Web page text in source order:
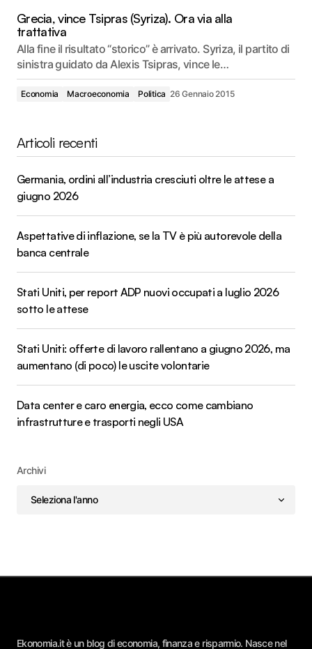
Grecia, vince Tsipras (Syriza). Ora via alla
trattativa
Alla fine il risultato “storico” è arrivato. Syriza, il partito di
sinistra guidato da Alexis Tsipras, vince le…
Economia Macroeconomia Politica 26 Gennaio 2015
Articoli recenti
Germania, ordini all’industria cresciuti oltre le attese a
giugno 2026
Aspettative di inflazione, se la TV è più autorevole della
banca centrale
Stati Uniti, per report ADP nuovi occupati a luglio 2026
sotto le attese
Stati Uniti: offerte di lavoro rallentano a giugno 2026, ma
aumentano (di poco) le uscite volontarie
Data center e caro energia, ecco come cambiano
infrastrutture e trasporti negli USA
Archivi
Ekonomia.it è un blog di economia, finanza e risparmio. Nasce nel